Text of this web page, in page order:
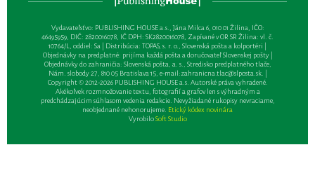
Vydavateľsťvo: PUBLISHING HOUSE a.s., Jána Milca 6, 010 01 Žilina, IČO:
46495959, DIČ: 2820016078, IČ DPH: SK2820016078, Zapísané v OR SR Žilina: vl. č.
10764/L, oddiel: Sa | Distribúcia: TOPAS, s. r. o., Slovenská pošta a kolportéri |
Objednávky na predplatné: prijíma každá pošta a doručovateľ Slovenskej pošty |
Objednávky do zahraničia: Slovenská pošta, a. s., Stredisko predplatného tlače,
Nám. slobody 27, 810 05 Bratislava 15, e-mail:zahranicna.tlac@slposta.sk. |
Copyright © 2012-2026 PUBLISHING HOUSE a.s. Autorské práva vyhradené.
Akékoľvek rozmnožovanie textu, fotografií a grafov len s výhradným a
predchádzajúcim súhlasom vedenia redakcie. Nevyžiadané rukopisy nevraciame,
neobjednané nehonorujeme. Etický kódex novinára
VyrobiloSoft Studio